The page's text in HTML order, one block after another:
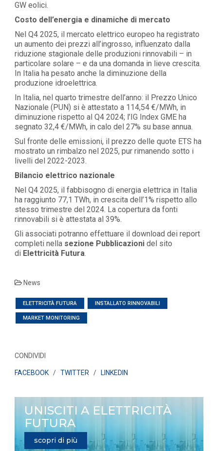
GW eolici.
Costo dell’energia e dinamiche di mercato
Nel Q4 2025, il mercato elettrico europeo ha registrato
un aumento dei prezzi all’ingrosso, influenzato dalla
riduzione stagionale delle produzioni rinnovabili – in
particolare solare – e da una domanda in lieve crescita.
In Italia ha pesato anche la diminuzione della
produzione idroelettrica.
In Italia, nel quarto trimestre dell’anno: il Prezzo Unico
Nazionale (PUN) si è attestato a 114,54 €/MWh, in
diminuzione rispetto al Q4 2024; l’IG Index GME ha
segnato 32,4 €/MWh, in calo del 27% su base annua.
Sul fronte delle emissioni, il prezzo delle quote ETS ha
mostrato un rimbalzo nel 2025, pur rimanendo sotto i
livelli del 2022-2023.
Bilancio elettrico nazionale
Nel Q4 2025, il fabbisogno di energia elettrica in Italia
ha raggiunto 77,1 TWh, in crescita dell’1% rispetto allo
stesso trimestre del 2024. La copertura da fonti
rinnovabili si è attestata al 39%.
Gli associati potranno effettuare il download dei report
completi nella sezione Pubblicazioni del sito
di Elettricità Futura.
News
ELETTRICITÀ FUTURA INSTALLATO RINNOVABILI
MARKET MONITORING
CONDIVIDI
FACEBOOK / TWITTER / LINKEDIN
UNISCITI A ELETTRICITÀ
FUTURA
scopri di più